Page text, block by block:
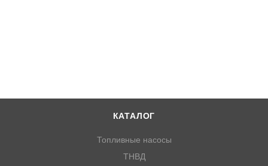
КАТАЛОГ
Топливные насосы
ТНВД